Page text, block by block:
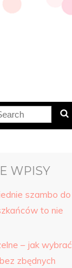
WPISY
szambo do
to nie
– jak wybrać
zbędnych